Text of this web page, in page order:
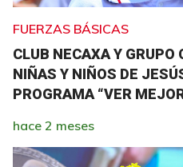
FUERZAS BÁSICAS
CLUB NECAXA Y GRUPO
NIÑAS Y NIÑOS DE
PROGRAMA “VER
hace 2 meses